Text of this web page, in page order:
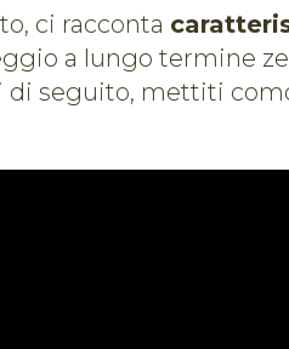
ci racconta
a lungo termine
di seguito, mettiti